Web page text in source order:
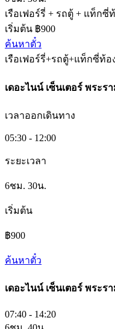
เรือเฟอร์รี่ + รถตู้ + แท็กซี่
เริ่มต้น ฿900
ค้นหาตั๋ว
เรือเฟอร์รี่+รถตู้+แท็กซี่ท้อ
เดอะไนน์ เซ็นเตอร์ พระร
เวลาออกเดินทาง
05:30 - 12:00
ระยะเวลา
6ชม. 30น.
เริ่มต้น
฿900
ค้นหาตั๋ว
เดอะไนน์ เซ็นเตอร์ พระร
07:40 - 14:20